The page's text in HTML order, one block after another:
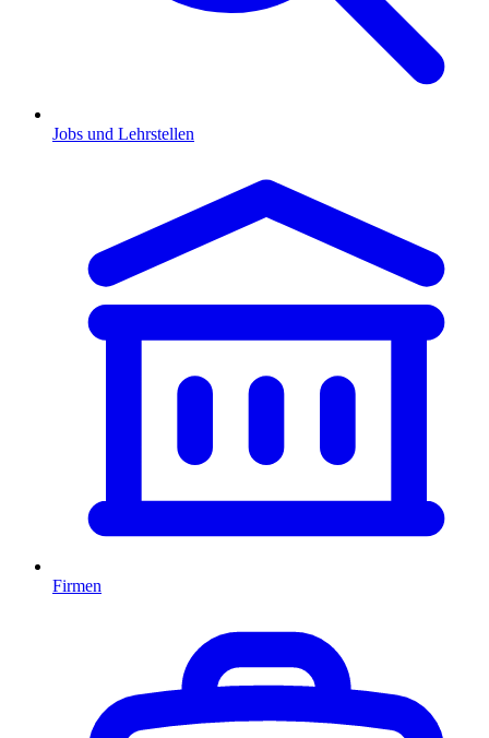
Jobs und Lehrstellen
Firmen